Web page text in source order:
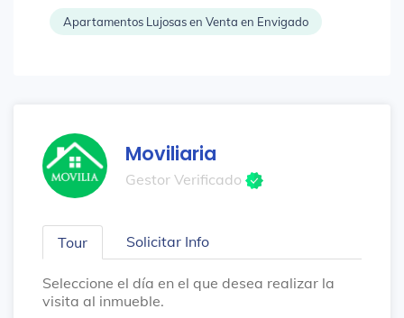
Apartamentos Lujosas en Venta en Envigado
Moviliaria
Gestor Verificado
Tour Solicitar Info
Seleccione el día en el que desea realizar la
visita al inmueble.